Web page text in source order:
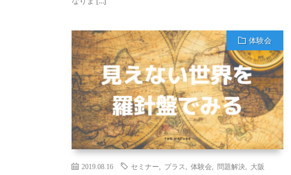
体験会
2019.08.16 セミナー プラス 体験会 問題解決 大阪